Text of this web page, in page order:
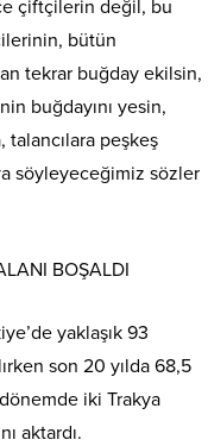
çiftçilerin değil, bu
bütün
tekrar buğday ekilsin,
buğdayını yesin,
talancılara peşkeş
söyleyeceğimiz sözler
BOŞALDI
yaklaşık 93
son 20 yılda 68,5
iki Trakya
aktardı.